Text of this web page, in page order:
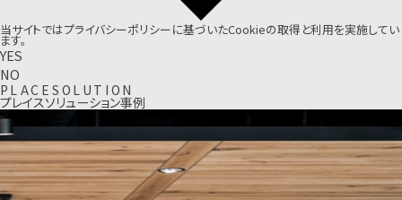
当サイトではプライバシーポリシーに基づいたCookieの取得と利用を実施してい
ます。
YES
NO
P L AC E S O L U T I O N
プレイスソリューション事例